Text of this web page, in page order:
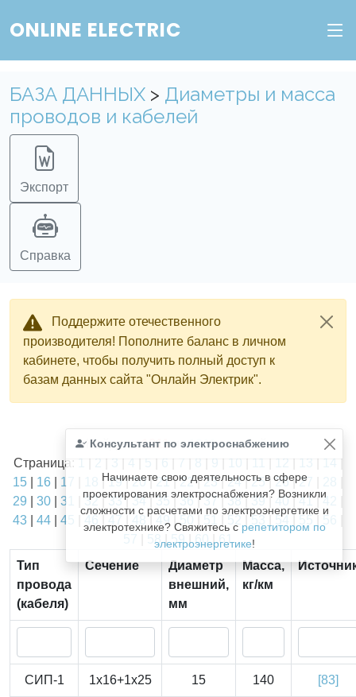
ONLINE ELECTRIC
БАЗА ДАННЫХ > Диаметры и масса
проводов и кабелей
Экспорт
Справка
Поддержите отечественного
производителя! Пополните баланс в личном
кабинете, чтобы получить полный доступ к
базам данных сайта "Онлайн Электрик".
Консультант по электроснабжению
Начинаете свою деятельность в сфере
проектирования электроснабжения? Возникли
сложности с расчетами по электроэнергетике и
электротехнике? Свяжитесь с репетитором по
электроэнергетике!
Найдено1811из1811записей.
Страница: 1 | 2 | 3 | 4 | 5 | 6 | 7 | 8 | 9 | 10 | 11 | 12 | 13 | 14 |
15
16 17 |19|20|21|22|23|24|25 |26|27
29
30 31 |32|33|34|35 |36|37|38|39| 40|41|42
43
44 45 | 49 |50 |53 54
58|59|60|61
Тип
провода
(кабеля)
Сечение
Диаметр
внешний,
мм
Масса,
кг/км
СИП-1 1x16+1x25 15 140 [83]